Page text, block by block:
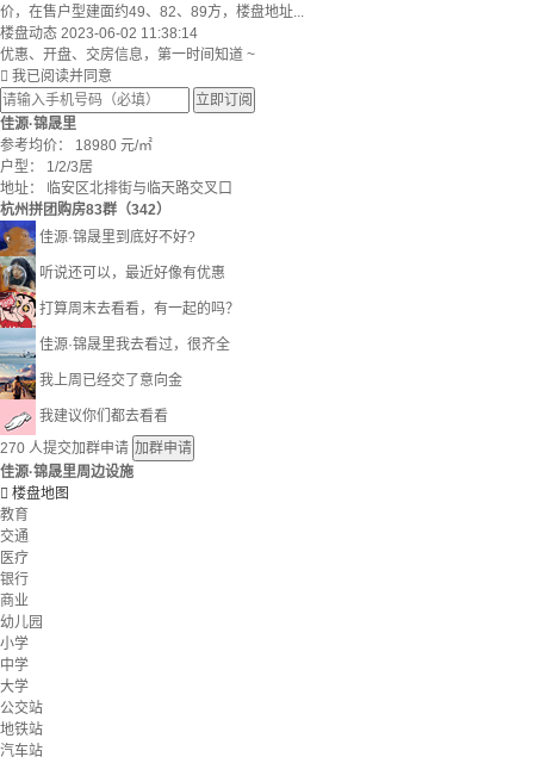
价，在售户型建面约49、82、89方，楼盘地址...
楼盘动态 2023-06-02 11:38:14
优惠、开盘、交房信息，第一时间知道 ~
 我已阅读并同意
立即订阅
佳源·锦晟里
参考均价： 18980 元/㎡
户型：
1/2/3居
地址：
临安区北排街与临天路交叉口
杭州拼团购房83群（342）
佳源·锦晟里到底好不好?
听说还可以，最近好像有优惠
打算周末去看看，有一起的吗？
佳源·锦晟里我去看过，很齐全
我上周已经交了意向金
我建议你们都去看看
270 人提交加群申请 加群申请
佳源·锦晟里周边设施
 楼盘地图
教育
交通
医疗
银行
商业
幼儿园
小学
中学
大学
公交站
地铁站
汽车站